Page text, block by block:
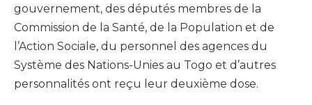
gouvernement, des députés membres de la
Commission de la Santé, de la Population et de
l’Action Sociale, du personnel des agences du
Système des Nations-Unies au Togo et d’autres
personnalités ont reçu leur deuxième dose.